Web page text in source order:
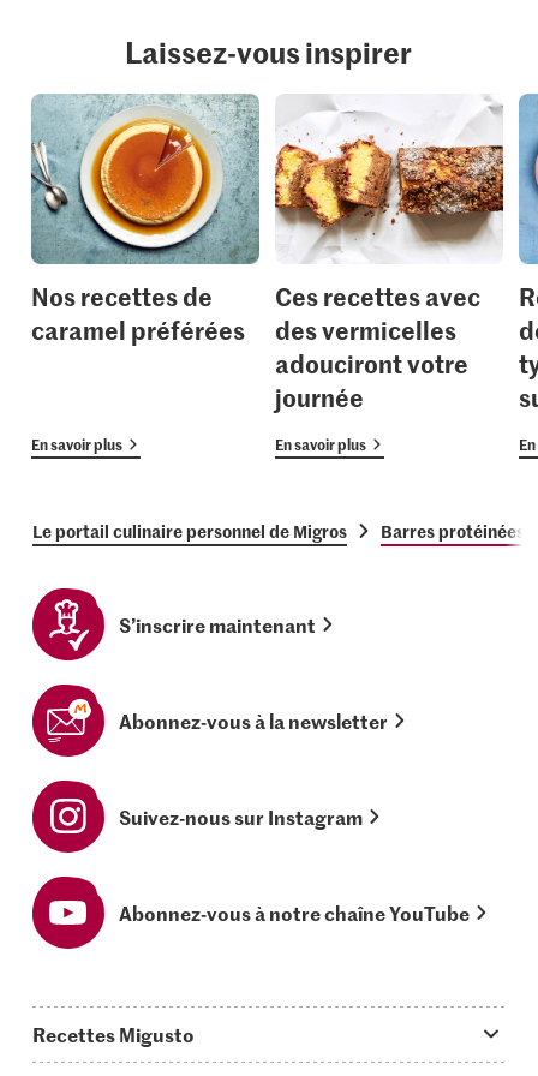
Laissez-vous inspirer
Nos recettes de
caramel préférées
En savoir plus
Ces recettes avec
des vermicelles
adouciront votre
journée
En savoir plus
Le portail culinaire personnel de Migros Barres protéinées
S’inscrire maintenant
Abonnez-vous à la newsletter
Suivez-nous sur Instagram
Abonnez-vous à notre chaîne YouTube
Recettes Migusto